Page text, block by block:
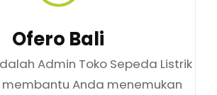
Author:
Ofero Bali
Admin Toko Sepeda Listrik
membantu Anda menemukan